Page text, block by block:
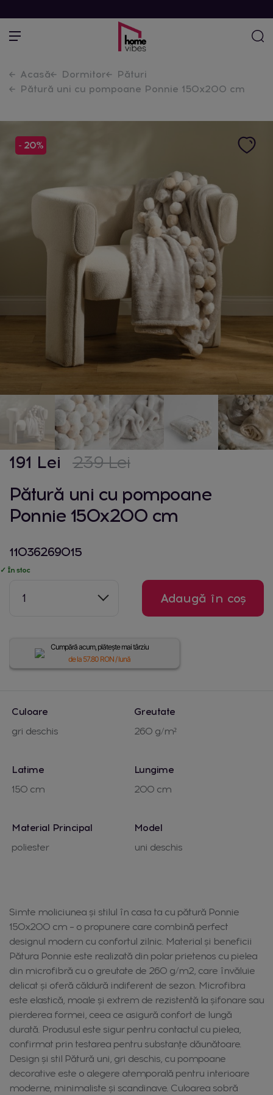
Acasă Dormitor
Pături
Pătură uni cu pompoane Ponnie 150x200 cm
- 20%
191 Lei 239 Lei
Pătură uni cu pompoane
Ponnie 150x200 cm
11036269015
✓ În stoc
1 Adaugă în coș
Cumpără acum, plătește mai târziu
de la 57.80 RON / lună
Culoare
gri deschis
Greutate
260 g/m²
Latime
150 cm
Lungime
200 cm
Material Principal
poliester
Model
uni deschis
Simte moliciunea și stilul în casa ta cu pătură Ponnie
150x200 cm – o propunere care combină perfect
designul modern cu confortul zilnic. Material și beneficii
Pătura Ponnie este realizată din polar prietenos cu pielea
din microfibră cu o greutate de 260 g/m2, care învăluie
delicat și oferă căldură indiferent de sezon. Microfibra
este elastică, moale și extrem de rezistentă la șifonare sau
pierderea formei, ceea ce asigură confort de lungă
durată. Produsul este sigur pentru contactul cu pielea,
confirmat prin testarea pentru substanțe dăunătoare.
Design și stil Pătură uni, gri deschis, cu pompoane
decorative este o alegere atemporală pentru interioare
moderne, minimaliste și scandinave. Culoarea sobră